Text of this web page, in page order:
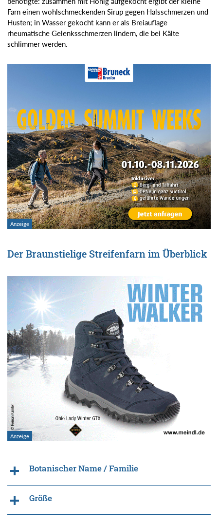
Farn einen wohlschmeckenden Sirup gegen Halsschmerzen und
Husten; in Wasser gekocht kann er als Breiauflage
rheumatische Gelenksschmerzen lindern, die bei Kälte
schlimmer werden.
Der Braunstielige Streifenfarn im Überblick
Botanischer Name / Familie
Größe